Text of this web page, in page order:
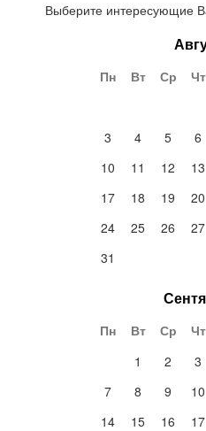
Выберите интересующие
Пн Вт Ср Чт
3
4 5 6
10
11 12 13
17
18 19 20
24
25 26 27
31
Пн Вт Ср Чт
1
2 3
7
8 9 10
14
15 16 17